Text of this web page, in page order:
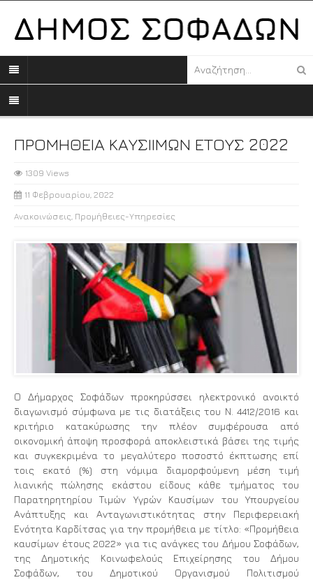
ΠΡΟΜΗΘΕΙΑ ΚΑΥΣΙΙΜΩΝ ΕΤΟΥΣ 2022
1309 Views
11 Φεβρουαρίου, 2022
Ανακοινώσεις Προμήθειες-Υπηρεσίες
Ο Δήμαρχος Σοφάδων προκηρύσσει ηλεκτρονικό ανοικτό
διαγωνισμό σύμφωνα με τις διατάξεις του Ν. 4412/2016 και
κριτήριο κατακύρωσης την πλέον συμφέρουσα από
οικονομική άποψη προσφορά αποκλειστικά βάσει της τιμής
και συγκεκριμένα το μεγαλύτερο ποσοστό έκπτωσης επί
τοις εκατό (%) στη νόμιμα διαμορφούμενη μέση τιμή
λιανικής πώλησης εκάστου είδους κάθε τμήματος του
Παρατηρητηρίου Τιμών Υγρών Καυσίμων του Υπουργείου
Ανάπτυξης και Ανταγωνιστικότητας στην Περιφερειακή
Ενότητα Καρδίτσας για την προμήθεια με τίτλο: «Προμήθεια
καυσίμων έτους 2022» για τις ανάγκες του Δήμου Σοφάδων,
της Δημοτικής Κοινωφελούς Επιχείρησης του Δήμου
Σοφάδων, του Δημοτικού Οργανισμού Πολιτισμού